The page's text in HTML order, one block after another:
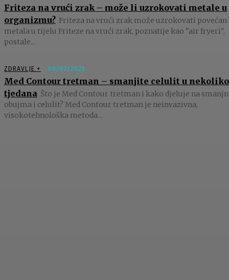
Friteza na vrući zrak – može li uzrokovati metale u
organizmu? Friteza na vrući zrak može uzrokovati
metala u tijelu Friteze na vrući zrak, poznatije kao "air fryeri",
postale...
ZDRAVLJE + 09/07/2025
Med Contour tretman – smanjite celulit u nekoliko
tjedana Što je Med Contour tretman i kako djeluje na
obujma i celulit? Med Contour tretman je neinvazivna,
visokotehnološka metoda...